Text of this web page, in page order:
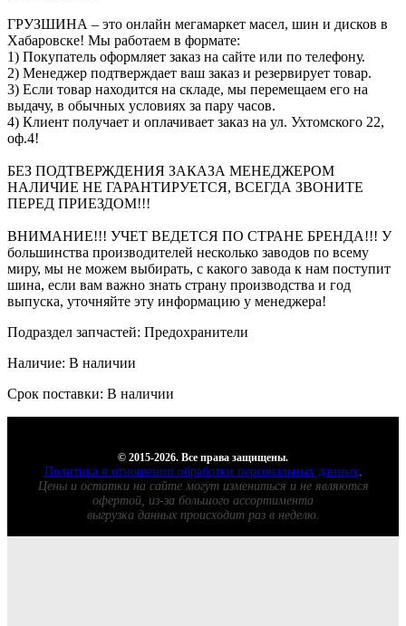
ГРУЗШИНА – это онлайн мегамаркет масел, шин и дисков в
Хабаровске! Мы работаем в формате:
1) Покупатель оформляет заказ на сайте или по телефону.
2) Менеджер подтверждает ваш заказ и резервирует товар.
3) Если товар находится на складе, мы перемещаем его на
выдачу, в обычных условиях за пару часов.
4) Клиент получает и оплачивает заказ на ул. Ухтомского 22,
оф.4!
БЕЗ ПОДТВЕРЖДЕНИЯ ЗАКАЗА МЕНЕДЖЕРОМ
НАЛИЧИЕ НЕ ГАРАНТИРУЕТСЯ, ВСЕГДА ЗВОНИТЕ
ПЕРЕД ПРИЕЗДОМ!!!
ВНИМАНИЕ!!! УЧЕТ ВЕДЕТСЯ ПО СТРАНЕ БРЕНДА!!! У
большинства производителей несколько заводов по всему
миру, мы не можем выбирать, с какого завода к нам поступит
шина, если вам важно знать страну производства и год
выпуска, уточняйте эту информацию у менеджера!
Подраздел запчастей: Предохранители
Наличие: В наличии
Срок поставки: В наличии
© 2015-2026. Все права защищены.
Политика в отношении обработки персональных данных.
Цены и остатки на сайте могут измениться и не являются
офертой, из-за большого ассортимента
выгрузка данных происходит раз в неделю.